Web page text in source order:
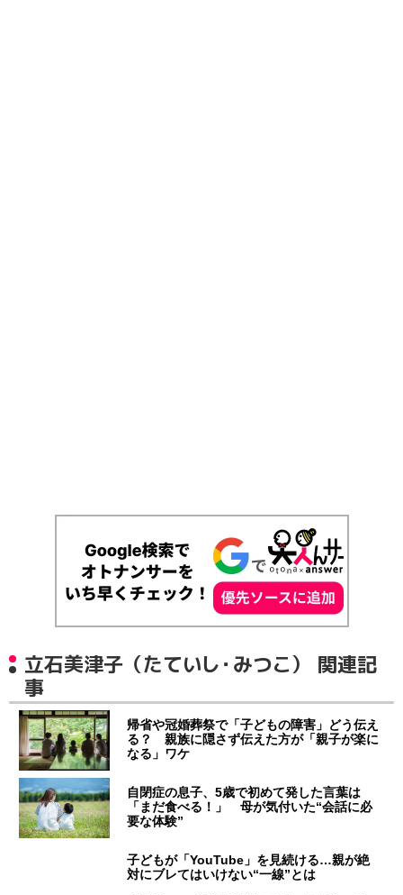
立石美津子（たていし・みつこ） 関連記
事
帰省や冠婚葬祭で「子どもの障害」どう伝え
る？ 親族に隠さず伝えた方が「親子が楽に
なる」ワケ
自閉症の息子、5歳で初めて発した言葉は
「まだ食べる！」 母が気付いた“会話に必
要な体験”
子どもが「YouTube」を見続ける…親が絶
対にブレてはいけない“一線”とは